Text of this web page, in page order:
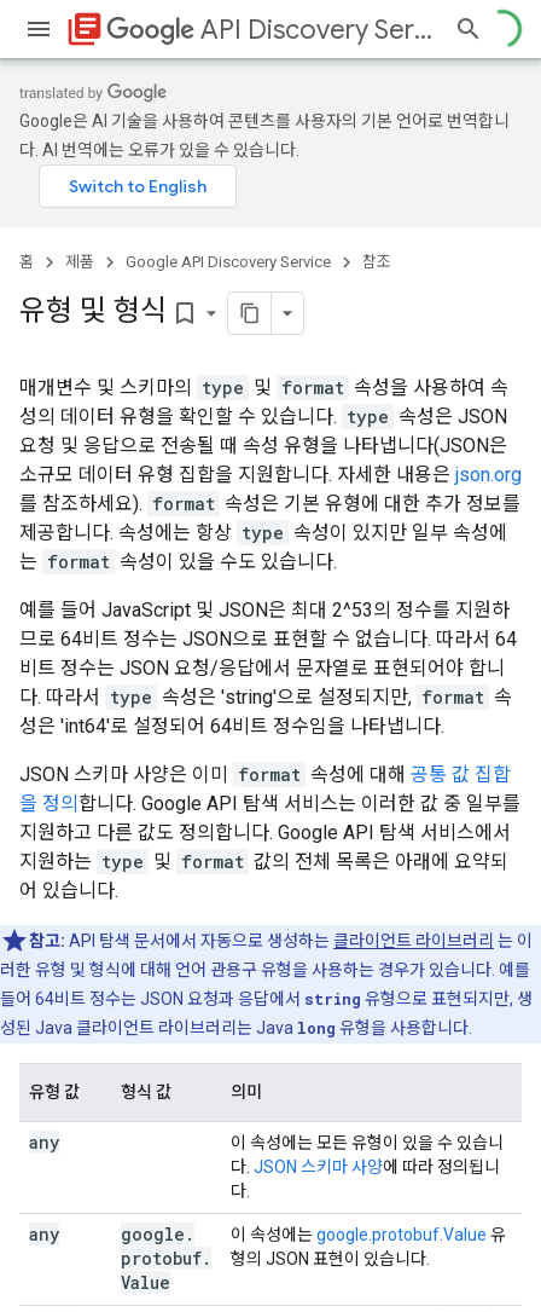
library_books API Discovery Service
Google은 AI 기술을 사용하여 콘텐츠를 사용자의 기본 언어로 번역합니
다. AI 번역에는 오류가 있을 수 있습니다.
홈 제품 Google API Discovery Service 참조
유형 및 형식 bookmark_border
매개변수 및 스키마의 type 및 format 속성을 사용하여 속
성의 데이터 유형을 확인할 수 있습니다. type 속성은 JSON
요청 및 응답으로 전송될 때 속성 유형을 나타냅니다(JSON은
소규모 데이터 유형 집합을 지원합니다. 자세한 내용은 json.org
를 참조하세요). format 속성은 기본 유형에 대한 추가 정보를
제공합니다. 속성에는 항상 type 속성이 있지만 일부 속성에
는 format 속성이 있을 수도 있습니다.
예를 들어 JavaScript 및 JSON은 최대 2^53의 정수를 지원하
므로 64비트 정수는 JSON으로 표현할 수 없습니다. 따라서 64
비트 정수는 JSON 요청/응답에서 문자열로 표현되어야 합니
다. 따라서
type 속성은 'string'으로 설정되지만, format 속
성은 'int64'로 설정되어 64비트 정수임을 나타냅니다.
JSON 스키마 사양은 이미 format 속성에 대해 공통 값 집합
을 정의 합니다. Google API 탐색 서비스는 이러한 값 중 일부를
지원하고 다른 값도 정의합니다. Google API 탐색 서비스에서
지원하는 type 및 format 값의 전체 목록은 아래에 요약되
어 있습니다.
참고: API 탐색 문서에서 자동으로 생성하는클라이언트 라이브러리 는 이
러한 유형 및 형식에 대해 언어 관용구 유형을 사용하는 경우가 있습니다. 예를
들어 64비트 정수는 JSON 요청과 응답에서 string 유형으로 표현되지만, 생
성된 Java 클라이언트 라이브러리는 Java long 유형을 사용합니다.
유형 값 형식 값 의미
any
이 속성에는 모든 유형이 있을 수 있습니
다. JSON 스키마 사양에 따라 정의됩니
다.
any google .
protobuf.
Value
이 속성에는google.protobuf.Value 유
형의 JSON 표현이 있습니다.